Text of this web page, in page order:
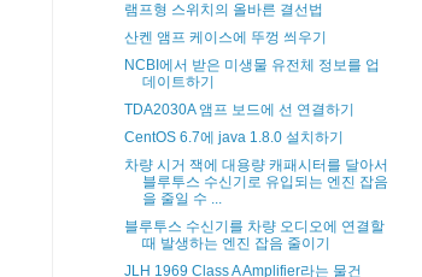
램프형 스위치의 올바른 결선법
산켄 앰프 케이스에 뚜껑 씌우기
NCBI에서 받은 미생물 유전체 정보를 업
데이트하기
TDA2030A 앰프 보드에 선 연결하기
CentOS 6.7에 java 1.8.0 설치하기
차량 시거 잭에 대용량 캐패시터를 달아서
블루투스 수신기로 유입되는 엔진 잡음
을 줄일 수 ...
블루투스 수신기를 차량 오디오에 연결할
때 발생하는 엔진 잡음 줄이기
JLH 1969 Class A Amplifier라는 물건